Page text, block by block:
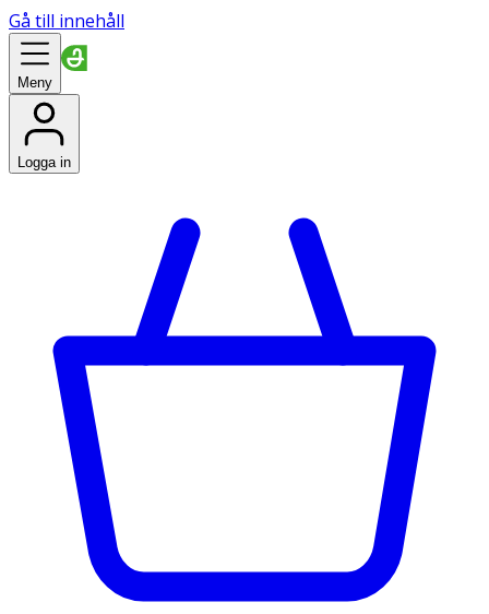
Gå till innehåll
Meny
Logga in